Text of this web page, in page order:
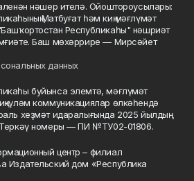
нәшер ителә. Ойоштороусылары:
Матбуғат һәм киң мәғлүмәт
Республикаһы" нәшриәт
Баш мөхәррире — Мирсәйет
данных
буйынса элемтә, мәғлүмәт
коммуникациялар өлкәһендә
хеҙмәт идаралығында 2025 йылдың
номеры — ПИ №ТУ02-01806.
центр – филиал
Издательский дом «Республика